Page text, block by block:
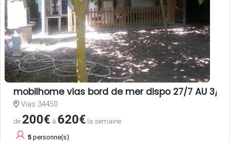
mobilhome vias bord de mer dispo 27/7 AU 3/8
Vias 34450
de 200€ à 620€ la semaine
5 personne(s)